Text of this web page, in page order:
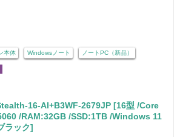
本体 Windowsノート ノートPC（新品）
16-AI+B3WF-2679JP [16型 /Core
/RAM:32GB /SSD:1TB /Windows 11
ラック]